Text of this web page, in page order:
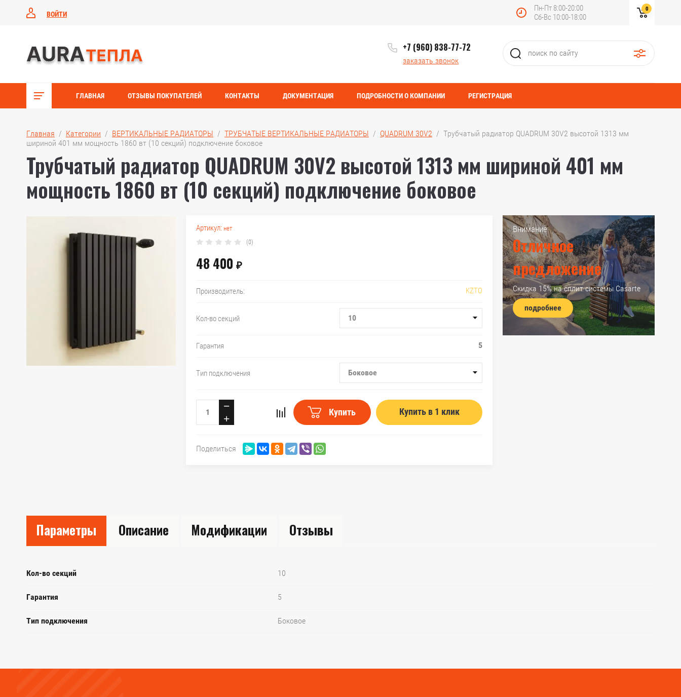
ВОЙТИ
Пн-Пт 8:00-20:00
Сб-Вс 10:00-18:00
0
+7 (960) 838-77-72
заказать звонок
ГЛАВНАЯ ОТЗЫВЫ ПОКУПАТЕЛЕЙ КОНТАКТЫ ДОКУМЕНТАЦИЯ ПОДРОБНОСТИ О КОМПАНИИ РЕГИСТРАЦИЯ
Главная
  /
Категории
  /
ВЕРТИКАЛЬНЫЕ РАДИАТОРЫ
  /
ТРУБЧАТЫЕ ВЕРТИКАЛЬНЫЕ РАДИАТОРЫ
  /
QUADRUM 30V2
  /  Трубчатый радиатор QUADRUM 30V2 высотой 1313 мм
шириной 401 мм мощность 1860 вт (10 секций) подключение боковое
Трубчатый радиатор QUADRUM 30V2 высотой 1313 мм шириной 401 мм
мощность 1860 вт (10 секций) подключение боковое
Артикул: нет
(0)
48 400 ₽
Производитель: KZTO
Кол-во секций 10
Гарантия 5
Тип подключения Боковое
−
+
Купить Купить в 1 клик
Поделиться
Внимание
Отличное
предложение
Скидка 15% на сплит системы Casarte
подробнее
Параметры Описание Модификации Отзывы
Кол-во секций 10
Гарантия 5
Тип подключения Боковое